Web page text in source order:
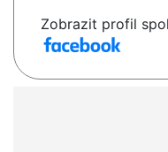
Zobrazit profil